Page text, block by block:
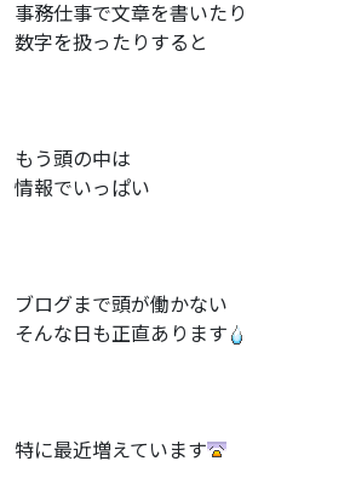
事務仕事で文章を書いたり
数字を扱ったりすると
もう頭の中は
情報でいっぱい
ブログまで頭が働かない
そんな日も正直あります
特に最近増えています